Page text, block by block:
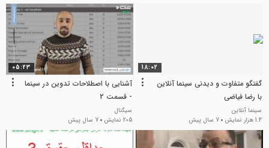
18:02
گفتگو متفاوت و دیدنی سینما آنلاین
با رضا فیاضی
سینما آنلاین
1.4 هزار نمایش
7 سال پیش
05:23
آشنایی با اصطلاحات تدوین در سینما
- قسمت 2
سیگنال
205 نمایش
7 سال پیش